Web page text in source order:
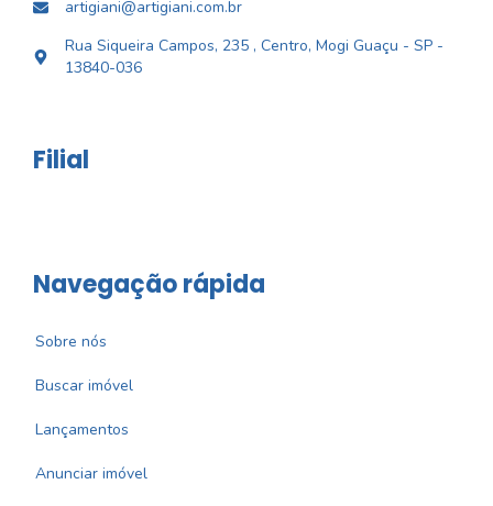
artigiani@artigiani.com.br
Rua Siqueira Campos, 235 , Centro, Mogi Guaçu - SP -
13840-036
Filial
Navegação rápida
Sobre nós
Buscar imóvel
Lançamentos
Anunciar imóvel